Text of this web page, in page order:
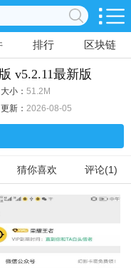
排行 区块链
v5.2.11最新版
大小： 51.2M
更新： 2026-08-05
猜你喜欢 评论(1)